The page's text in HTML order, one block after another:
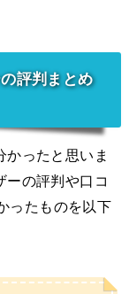
評判まとめ
かったと思いま
ーの評判や口コ
ったものを以下